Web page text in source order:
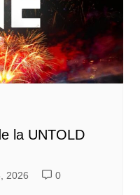
la UNTOLD
2026 0